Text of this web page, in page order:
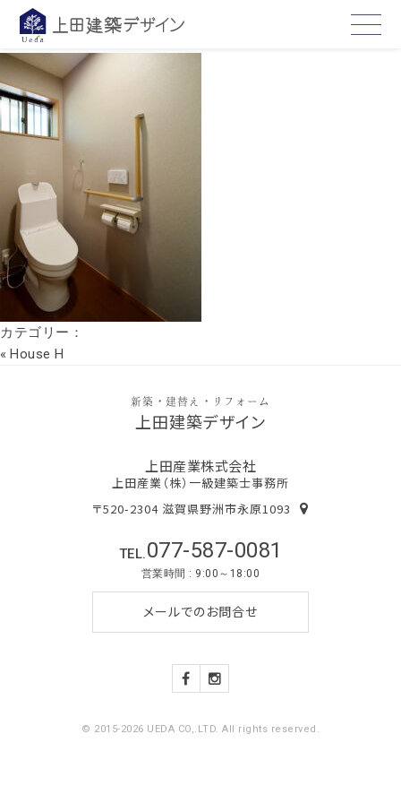
hp05
2023年3月10日
カテゴリー：
« House H
新築・建替え・リフォーム
上田建築デザイン
上田産業株式会社
上田産業（株）一級建築士事務所
〒520-2304 滋賀県野洲市永原1093
TEL.077-587-0081
営業時間 : 9:00～18:00
メールでのお問合せ
© 2015-2026 UEDA CO,.LTD. All rights reserved.